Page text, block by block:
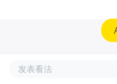
发表看法